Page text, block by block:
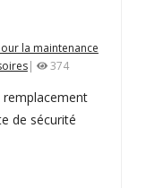
la maintenance
| 374
de sécurité